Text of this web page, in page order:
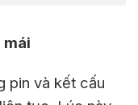
mái
pin và kết cấu